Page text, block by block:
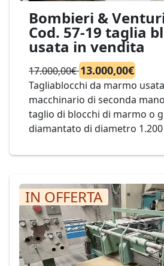
Bombieri &
Cod. 57-19 taglia
usata in vendita
17.000,00€13.000,00€
Tagliablocchi da marmo
macchinario di seconda
taglio di blocchi di marmo o
diamantato di diametro 1.200
Bombieri & Venturi TBV 1200
IN OFFERTA